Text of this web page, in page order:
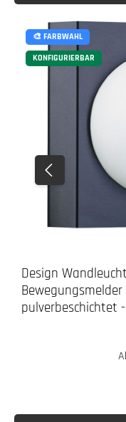
🎨 FARBWAHL
KONFIGURIERBAR
Design
pulverbeschichtet